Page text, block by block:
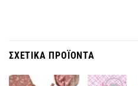
ΣΧΕΤΙΚΑ ΠΡΟΪΟΝΤΑ